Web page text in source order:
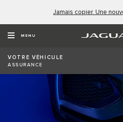
Jamais copier. Une
MENU
VOTRE VÉHICULE
ASSURANCE